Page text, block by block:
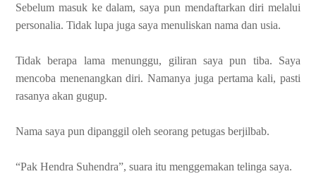
Sebelum masuk ke dalam, saya pun mendaftarkan diri melalui
personalia. Tidak lupa juga saya menuliskan nama dan usia.
Tidak berapa lama menunggu, giliran saya pun tiba. Saya
mencoba menenangkan diri. Namanya juga pertama kali, pasti
rasanya akan gugup.
Nama saya pun dipanggil oleh seorang petugas berjilbab.
“Pak Hendra Suhendra”, suara itu menggemakan telinga saya.